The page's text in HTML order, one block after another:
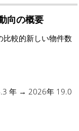
向の概要
較的新しい物件数
年 → 2026年 19.0